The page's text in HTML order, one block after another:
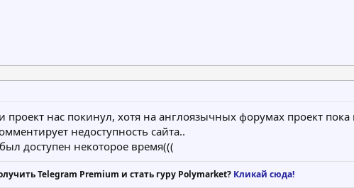
проект нас покинул, хотя на англоязычных форумах проект
недоступность сайта..
доступен некоторое время(((
Telegram Premium и стать гуру Polymarket? Кликай сюда!